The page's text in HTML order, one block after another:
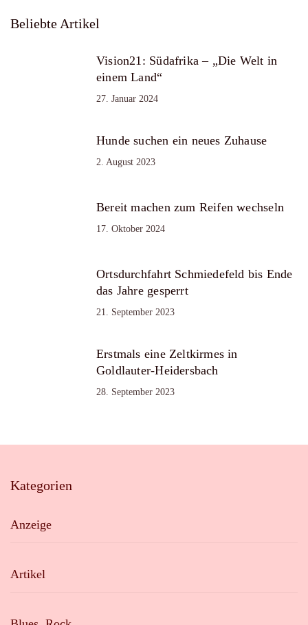
Beliebte Artikel
Vision21: Südafrika – „Die Welt in
einem Land“
27. Januar 2024
Hunde suchen ein neues Zuhause
2. August 2023
Bereit machen zum Reifen wechseln
17. Oktober 2024
Ortsdurchfahrt Schmiedefeld bis Ende
das Jahre gesperrt
21. September 2023
Erstmals eine Zeltkirmes in
Goldlauter-Heidersbach
28. September 2023
Kategorien
Anzeige
Artikel